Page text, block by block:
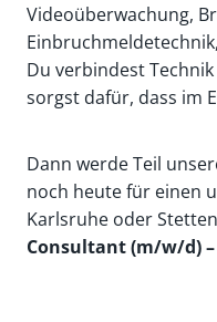
Videoüberwachung,
Du verbindest
sorgst dafür, dass im
Dann werde Teil
noch heute für einen
Karlsruhe oder
Consultant (m/w/d)